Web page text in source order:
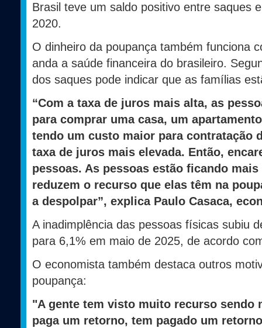
Brasil teve um saldo positivo entre saques
2020.
O dinheiro da poupança também funciona
anda a saúde financeira do brasileiro.
dos saques pode indicar que as famílias
“Com a taxa de juros mais alta, as
para comprar uma casa, um
tendo um custo maior para contratação
taxa de juros mais elevada. Então,
pessoas. As pessoas estão ficando
reduzem o recurso que elas têm na
a despolpar”, explica Paulo Casaca,
A inadimplência das pessoas físicas subiu
para 6,1% em maio de 2025, de acordo
O economista também destaca outros
poupança:
"A gente tem visto muito recurso sendo
paga um retorno, tem pagado um